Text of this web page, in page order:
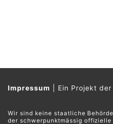
Phishing und SMS-
Senioren für digitale